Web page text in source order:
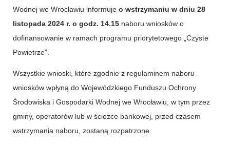
Wodnej we Wrocławiu informuje o wstrzymaniu w dniu 28
listopada 2024 r. o godz. 14.15 naboru wniosków o
dofinansowanie w ramach programu priorytetowego „Czyste
Powietrze”.
Wszystkie wnioski, które zgodnie z regulaminem naboru
wniosków wpłyną do Wojewódzkiego Funduszu Ochrony
Środowiska i Gospodarki Wodnej we Wrocławiu, w tym przez
gminy, operatorów lub w ścieżce bankowej, przed czasem
wstrzymania naboru, zostaną rozpatrzone.